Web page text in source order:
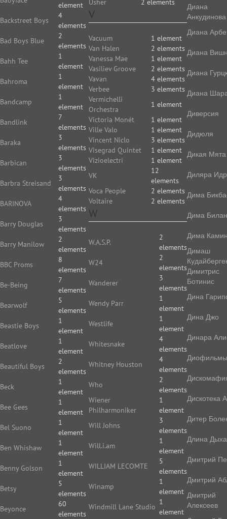
element
Backstreet Boys
4
elements
Bad Boys Blue
2
elements
Bahh Tee
1
element
Bahroma
1
element
Bandcamp
1
element
Bandlink
7
elements
Baraka
3
elements
Barbican
3
elements
Barbra Streisand
3
elements
BARINOVA
4
elements
Barry Douglas
3
elements
Barry Manilow
2
elements
BBC Proms
8
elements
Be-Being
7
elements
Bearwolf
5
elements
Beastie Boys
1
element
Beatlove
1
element
Beautiful Boys
2
elements
Beck
1
element
Bee Gees
1
element
Bel Suono
1
element
Ben Whishaw
1
element
Benny Golson
1
element
Betsy
5
elements
Beyonce
60
elements
Usher
2 elements
V
Vacuum
1 element
Van Halen
2 elements
Vanessa Mae
1 element
Vasiliev Groove
2 elements
Vavan
4 elements
Verbee
3 elements
Vermichelli
Orchestra
1 element
Victoria Monét
1 element
Ville Valo
1 element
Vincent Niclo
3 elements
Visegrad Quintet
1 element
Vizioelectri
1 element
VK
12
elements
Voca People
2 elements
Voltaire
2 elements
W
W.A.S.P.
2
elements
W24
2
elements
Wanderer
3
elements
Wendy Parr
1
element
Westlife
1
element
Whitesnake
4
elements
Whitney Houston
4
elements
Who
2
elements
Wiener
Philharmoniker
1
element
Will Johns
3
elements
Will.i.am
1
element
WILLIAM LECOMTE
5
elements
Winamp
1
element
Windmill Lane Studio
1
element
Диана
Анкудинова
Диана
Диана
Диана
Диана
Диверсия
Дидюля
Дикая Мята
Диляра
Дима
Дима Билан
Дима
Димаш
Димитрис
Ботинис
Дина
Дина Джо
Динара
Диофильмы
Дискотека
Дитер
Длина
Дмитрий
Дмитрий
Дмитрий
Алексеев